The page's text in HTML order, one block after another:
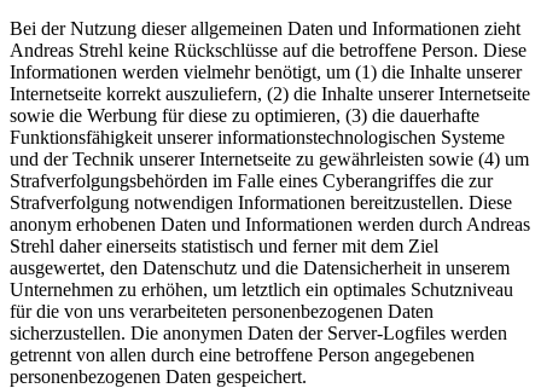
Bei der Nutzung dieser allgemeinen Daten und Informationen zieht
Andreas Strehl keine Rückschlüsse auf die betroffene Person. Diese
Informationen werden vielmehr benötigt, um (1) die Inhalte unserer
Internetseite korrekt auszuliefern, (2) die Inhalte unserer Internetseite
sowie die Werbung für diese zu optimieren, (3) die dauerhafte
Funktionsfähigkeit unserer informationstechnologischen Systeme
und der Technik unserer Internetseite zu gewährleisten sowie (4) um
Strafverfolgungsbehörden im Falle eines Cyberangriffes die zur
Strafverfolgung notwendigen Informationen bereitzustellen. Diese
anonym erhobenen Daten und Informationen werden durch Andreas
Strehl daher einerseits statistisch und ferner mit dem Ziel
ausgewertet, den Datenschutz und die Datensicherheit in unserem
Unternehmen zu erhöhen, um letztlich ein optimales Schutzniveau
für die von uns verarbeiteten personenbezogenen Daten
sicherzustellen. Die anonymen Daten der Server-Logfiles werden
getrennt von allen durch eine betroffene Person angegebenen
personenbezogenen Daten gespeichert.